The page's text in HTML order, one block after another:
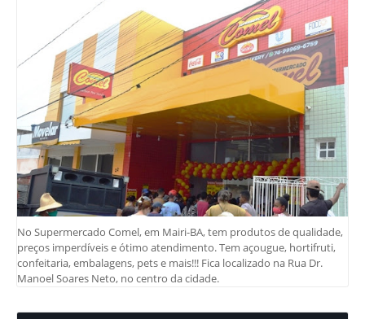
No Supermercado Comel, em Mairi-BA, tem produtos de qualidade,
preços imperdíveis e ótimo atendimento. Tem açougue, hortifruti,
confeitaria, embalagens, pets e mais!!! Fica localizado na Rua Dr.
Manoel Soares Neto, no centro da cidade.